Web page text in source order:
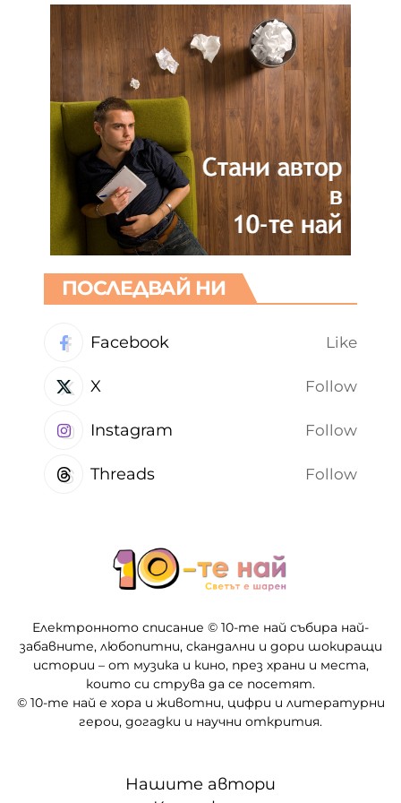
ПОСЛЕДВАЙ НИ
Facebook Like
X Follow
Instagram Follow
Threads Follow
Електронното списание © 10-те най събира най-
забавните, любопитни, скандални и дори шокиращи
истории – от музика и кино, през храни и места,
които си струва да се посетят.
© 10-те най е хора и животни, цифри и литературни
герои, догадки и научни открития.
Нашите автори